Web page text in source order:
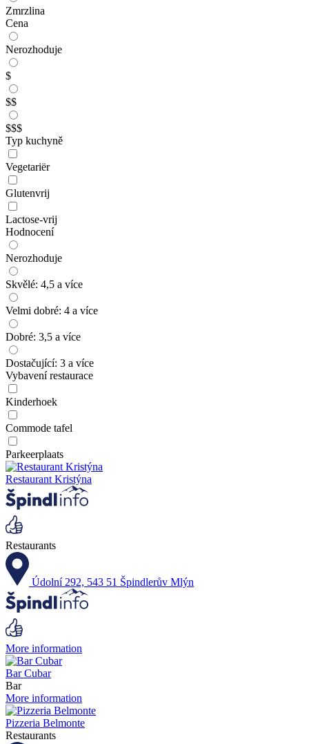
Zmrzlina
Cena
Nerozhoduje
$
$$
$$$
Typ kuchyně
Vegetariër
Glutenvrij
Lactose-vrij
Hodnocení
Nerozhoduje
Skvělé: 4,5 a více
Velmi dobré: 4 a více
Dobré: 3,5 a více
Dostačující: 3 a více
Vybavení restaurace
Kinderhoek
Commode tafel
Parkeerplaats
Restaurant Kristýna
Restaurants
Údolní 292, 543 51 Špindlerův Mlýn
More information
Bar Cubar
Bar
More information
Pizzeria Belmonte
Restaurants